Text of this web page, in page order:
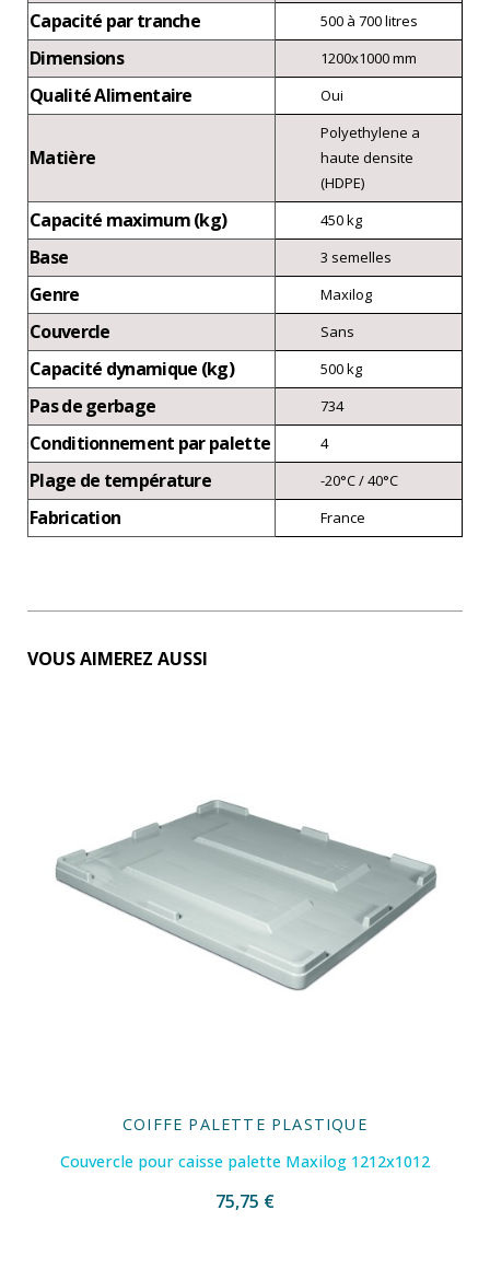
Capacité par tranche 500 à 700 litres
Dimensions 1200x1000 mm
Qualité Alimentaire Oui
Matière
Polyethylene a
haute densite
(HDPE)
Capacité maximum (kg) 450 kg
Base 3 semelles
Genre Maxilog
Couvercle Sans
Capacité dynamique (kg) 500 kg
Pas de gerbage 734
Conditionnement par palette 4
Plage de température -20°C / 40°C
Fabrication France
VOUS AIMEREZ AUSSI
COIFFE PALETTE PLASTIQUE
Couvercle pour caisse palette Maxilog 1212x1012
75,75 €